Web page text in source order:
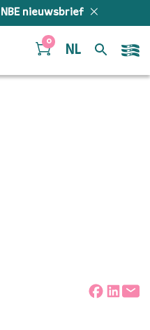
nieuwsbrief
0
NL